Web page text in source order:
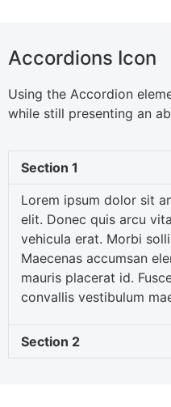
Accordions Icon
Using the Accordion
while still presenting an
Section 1
Lorem ipsum dolor sit
elit. Donec quis arcu
vehicula erat. Morbi
Maecenas accumsan
mauris placerat id.
convallis vestibulum
Section 2